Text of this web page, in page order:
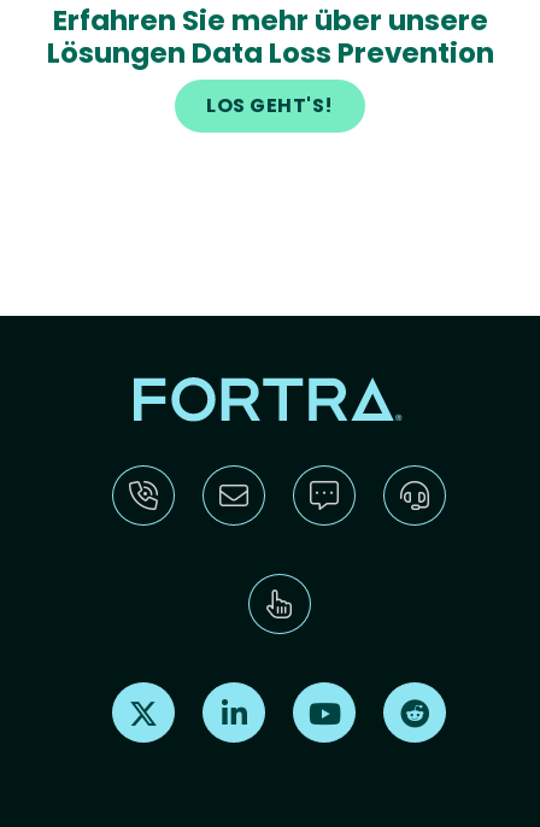
Erfahren Sie mehr über unsere
Lösungen Data Loss Prevention
LOS GEHT'S!
Find us on X Find us on LinkedInFind us on Youtube